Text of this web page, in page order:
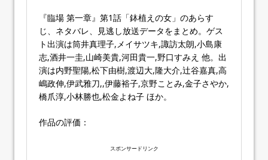
『臨場 第一章』第1話「鉢植えの女」のあらす
じ、ネタバレ、見逃し放送データをまとめ。ゲス
ト出演は筒井真理子,メイサツキ,諏訪太朗,小島康
志,酒井一圭,山崎美貴,河田貴一,野口すみえ 他。出
演は内野聖陽,松下由樹,渡辺大,隆大介,辻谷嘉真,高
嶋政伸,伊武雅刀,,伊藤裕子,京野ことみ,金子さやか,
橋爪淳,小林勝也,松金よね子 ほか。
作品の評価：
スポンサードリンク